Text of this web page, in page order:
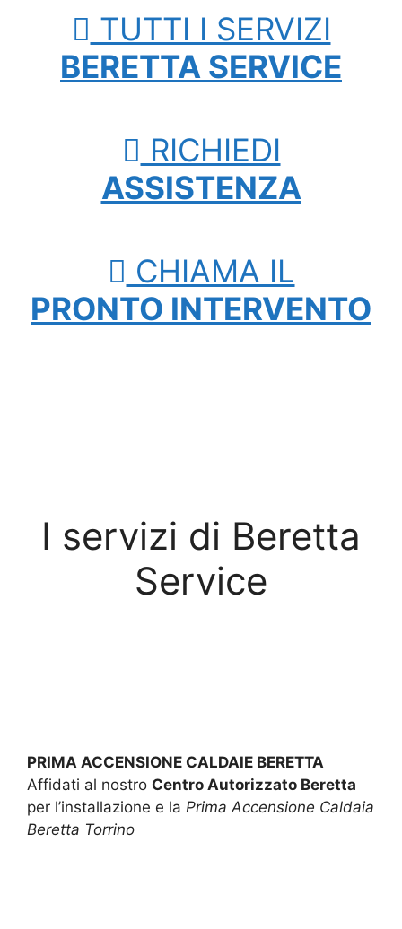
TUTTI I SERVIZI
BERETTA SERVICE
RICHIEDI
ASSISTENZA
CHIAMA IL
PRONTO INTERVENTO
I servizi di Beretta
Service
PRIMA ACCENSIONE CALDAIE BERETTA
Affidati al nostro Centro Autorizzato Beretta
per l’installazione e la Prima Accensione Caldaia
Beretta Torrino